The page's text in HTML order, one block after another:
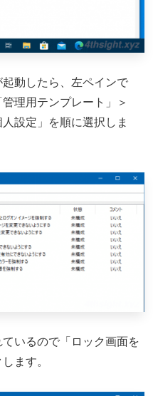
動したら、左ペインで
理用テンプレート」＞
設定」を順に選択しま
いるので「ロック画面を
ます。